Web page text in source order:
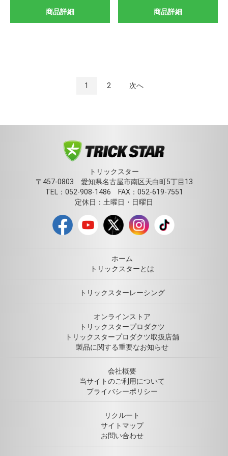
商品詳細 商品詳細
1 2 次へ
トリックスター
〒457-0803 愛知県名古屋市南区天白町5丁目13
TEL：052-908-1486 FAX：052-619-7551
定休日：土曜日・日曜日
ホーム
トリックスターとは
トリックスターレーシング
オンラインストア
トリックスタープロダクツ
トリックスタープロダクツ取扱店舗
製品に関する重要なお知らせ
会社概要
当サイトのご利用について
プライバシーポリシー
リクルート
サイトマップ
お問い合わせ